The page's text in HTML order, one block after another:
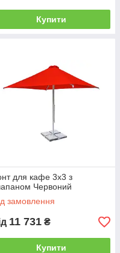
Купити
для кафе 3х3 з
Червоний
замовлення
11 731 ₴
Купити